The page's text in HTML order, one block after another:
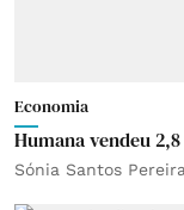
Economia
Humana vendeu
Sónia Santos Pereira